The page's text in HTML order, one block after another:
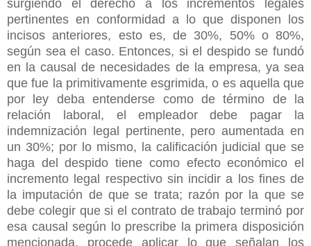
surgiendo el derecho a los incrementos legales
pertinentes en conformidad a lo que disponen los
incisos anteriores, esto es, de 30%, 50% o 80%,
según sea el caso. Entonces, si el despido se fundó
en la causal de necesidades de la empresa, ya sea
que fue la primitivamente esgrimida, o es aquella que
por ley deba entenderse como de término de la
relación laboral, el empleador debe pagar la
indemnización legal pertinente, pero aumentada en
un 30%; por lo mismo, la calificación judicial que se
haga del despido tiene como efecto económico el
incremento legal respectivo sin incidir a los fines de
la imputación de que se trata; razón por la que se
debe colegir que si el contrato de trabajo terminó por
esa causal según lo prescribe la primera disposición
mencionada, procede aplicar lo que señalan los